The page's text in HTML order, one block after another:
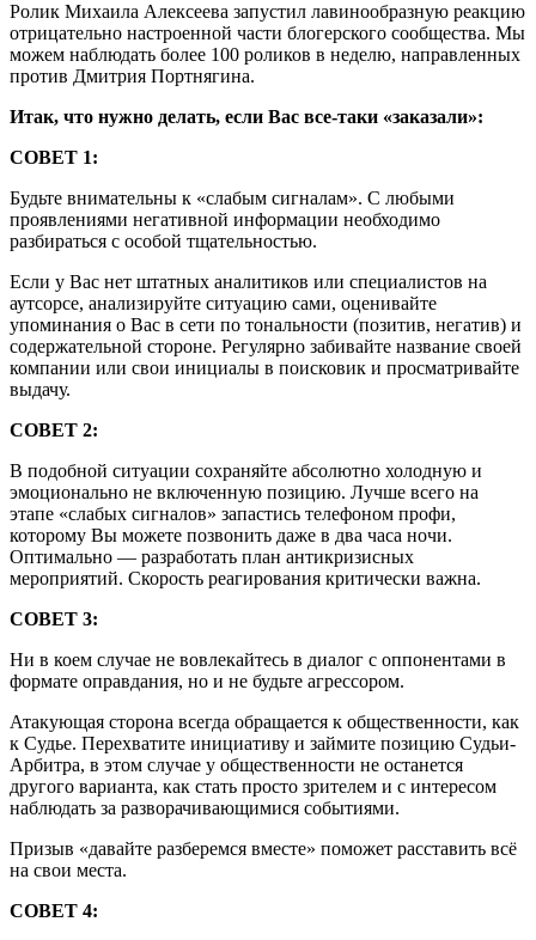
Ролик Михаила Алексеева запустил лавинообразную реакцию
отрицательно настроенной части блогерского сообщества. Мы
можем наблюдать более 100 роликов в неделю, направленных
против Дмитрия Портнягина.
Итак, что нужно делать, если Вас все-таки «заказали»:
СОВЕТ 1:
Будьте внимательны к «слабым сигналам». С любыми
проявлениями негативной информации необходимо
разбираться с особой тщательностью.
Если у Вас нет штатных аналитиков или специалистов на
аутсорсе, анализируйте ситуацию сами, оценивайте
упоминания о Вас в сети по тональности (позитив, негатив) и
содержательной стороне. Регулярно забивайте название своей
компании или свои инициалы в поисковик и просматривайте
выдачу.
СОВЕТ 2:
В подобной ситуации сохраняйте абсолютно холодную и
эмоционально не включенную позицию. Лучше всего на
этапе «слабых сигналов» запастись телефоном профи,
которому Вы можете позвонить даже в два часа ночи.
Оптимально — разработать план антикризисных
мероприятий. Скорость реагирования критически важна.
СОВЕТ 3:
Ни в коем случае не вовлекайтесь в диалог с оппонентами в
формате оправдания, но и не будьте агрессором.
Атакующая сторона всегда обращается к общественности, как
к Судье. Перехватите инициативу и займите позицию Судьи-
Арбитра, в этом случае у общественности не останется
другого варианта, как стать просто зрителем и с интересом
наблюдать за разворачивающимися событиями.
Призыв «давайте разберемся вместе» поможет расставить всё
на свои места.
СОВЕТ 4: